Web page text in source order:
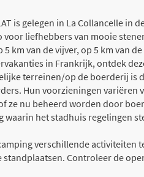
is gelegen in La Collancelle in
voor liefhebbers van mooie
km van de vijver, op 5 km van
in Frankrijk, ontdek
terreinen/op de boerderij is
Hun voorzieningen variëren
ze nu beheerd worden door
waarin het stadhuis regelingen
verschillende activiteiten
Controleer de